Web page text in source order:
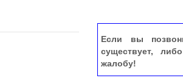
Если вы
существует,
жалобу!